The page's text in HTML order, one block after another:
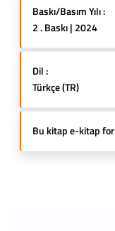
Baskı/Basım Yılı :
2 . Baskı | 2024
Dil :
Türkçe (TR)
Bu kitap e-kitap